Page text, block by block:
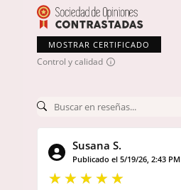
MOSTRAR CERTIFICADO
Control y calidad
Susana S.
Publicado el 5/19/26, 2:43 PM